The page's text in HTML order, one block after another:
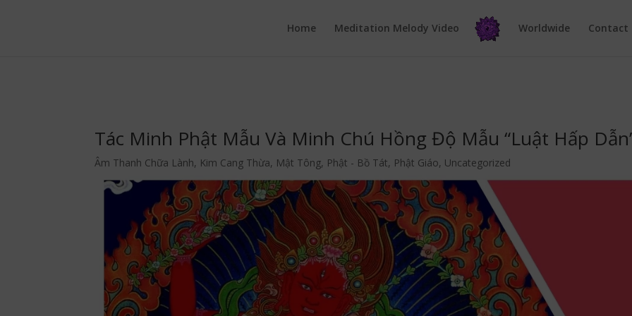
Home
Meditation Melody Video Worldwide Contact
Tác Minh Phật Mẫu Và Minh Chú Hồng Độ Mẫu “Luật Hấp
Âm Thanh Chữa Lành, Kim Cang Thừa, Mật Tông, Phật - Bồ Tát, Phật Giáo, Uncategorized